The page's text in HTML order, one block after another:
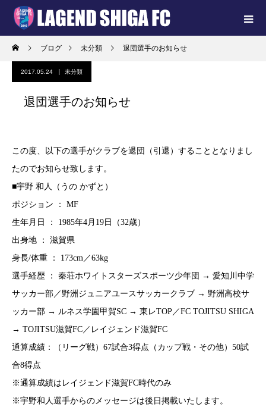
ブログ 未分類 退団選手のお知らせ
2017.05.24 未分類
退団選手のお知らせ
この度、以下の選手がクラブを退団（引退）することとなりまし
たのでお知らせ致します。
■宇野 和人（うの かずと）
ポジション ： MF
生年月日 ： 1985年4月19日（32歳）
出身地 ： 滋賀県
身長/体重 ： 173cm／63kg
選手経歴 ： 秦荘ホワイトスターズスポーツ少年団 → 愛知川中学
サッカー部／野洲ジュニアユースサッカークラブ → 野洲高校サ
ッカー部 → ルネス学園甲賀SC → 東レTOP／FC TOJITSU SHIGA
→ TOJITSU滋賀FC／レイジェンド滋賀FC
通算成績：（リーグ戦）67試合3得点（カップ戦・その他）50試
合8得点
※通算成績はレイジェンド滋賀FC時代のみ
※宇野和人選手からのメッセージは後日掲載いたします。